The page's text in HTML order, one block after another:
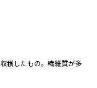
穫したもの。繊維質が多